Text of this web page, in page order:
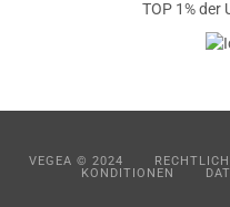
TOP 1% der
VEGEA © 2024
KONDITIONEN